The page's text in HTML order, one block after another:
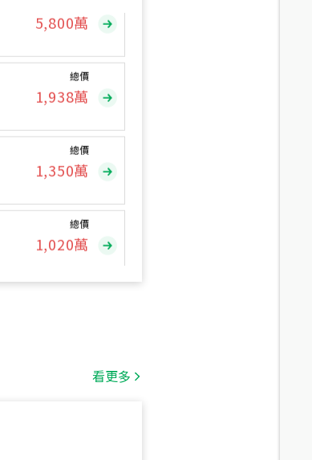
總價
1,938萬
總價
1,350萬
總價
1,020萬
看更多